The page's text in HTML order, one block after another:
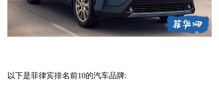
以下是菲律宾排名前10的汽车品牌: